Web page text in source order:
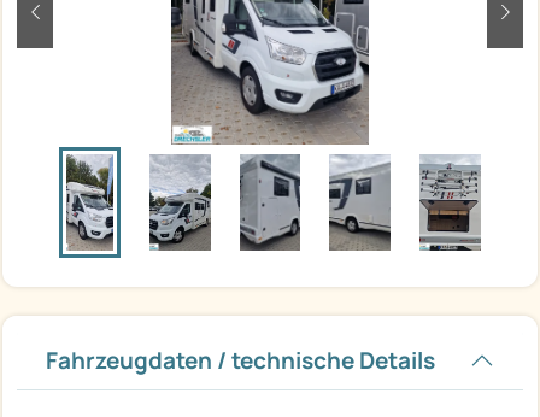
zurück
Fahrzeugdaten / technische Details